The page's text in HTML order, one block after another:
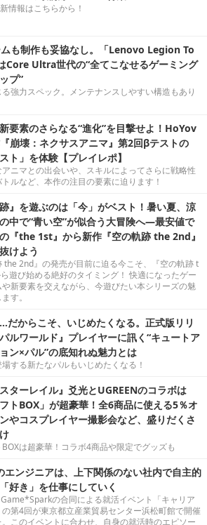
情報はこちらから！
も制作も妥協なし。「Lenovo Legion To
Core Ultra世代の“全てこなせるゲーミング
プ”
強力スペック。メンテナンスしやすい構造もあり
要素のさらなる“進化”を目撃せよ！HoYov
崩壊：ネクサスアニマ』第2回βテストの
ト」を体験【プレイレポ】
ニマとの出会いや、スキルによってさらに戦略性
ルなど、本作の注目の要素に迫ります！
跡』を遊ぶのは「今」がベスト！暑い夏、涼
中で“青い空”が似合う大冒険へ―最安値で
『the 1st』から新作『空の軌跡 the 2nd』
けよう
the 2nd』の発売が目前に迫る今こそ、『空の軌跡 t
遊び始める絶好のタイミング！ 快適になったゲー
新要素を交えながら、今遊びたい本シリーズの魅
す。
だからこそ、いじめたくなる。正式版リリ
ルワールド』プレイヤーに訊く“キュートア
ン×パル”の底知れぬ魅力とは
する新たなパルもいじめたくなる！
スターレイル』爻光とUGREENのコラボは
フトBOX」が超豪華！全6商品に使える5％オ
やコスプレイヤー撮影会など、盛りだくさ
は超豪華！コラボ4商品や限定でグッズも
ンジニアは、上下関係のない社内で自主的
好き」を仕事にしていく
の合同による就活イベント「キャリア
第4回が東京都立産業貿易センター浜松町館で開催
このイベントに合わせ、自身の就活時のエピソー